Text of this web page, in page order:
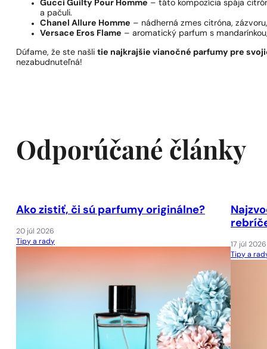
Gucci Guilty Pour Homme – táto kompozícia spája
a pačuli.
Chanel Allure Homme – nádherná zmes citróna,
Versace Eros Flame – aromatický parfum s
Dúfame, že ste našlitie najkrajšie vianočné parfumy pre
nezabudnuteľná!
Odporúčané články
Ako zistiť, či sú parfumy originálne?
20 júl 2026
Tipy a rady
17 júl 2026
Tipy a